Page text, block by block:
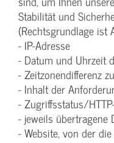
Stabilität und
(Rechtsgrundlage ist
- IP-Adresse
- Datum und Uhrzeit
- Zeitzonendifferenz
- Inhalt der
- Zugriffsstatus/
- jeweils übertragene
- Website, von der